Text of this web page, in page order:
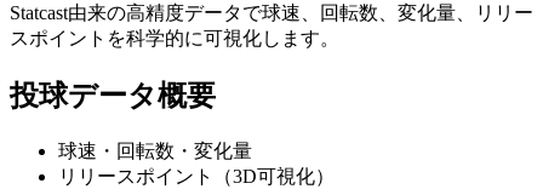
Statcast由来の高精度データで球速、回転数、変化量、リリー
スポイントを科学的に可視化します。
投球データ概要
球速・回転数・変化量
リリースポイント（3D可視化）